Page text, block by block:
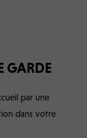
GARDE
par une
dans votre